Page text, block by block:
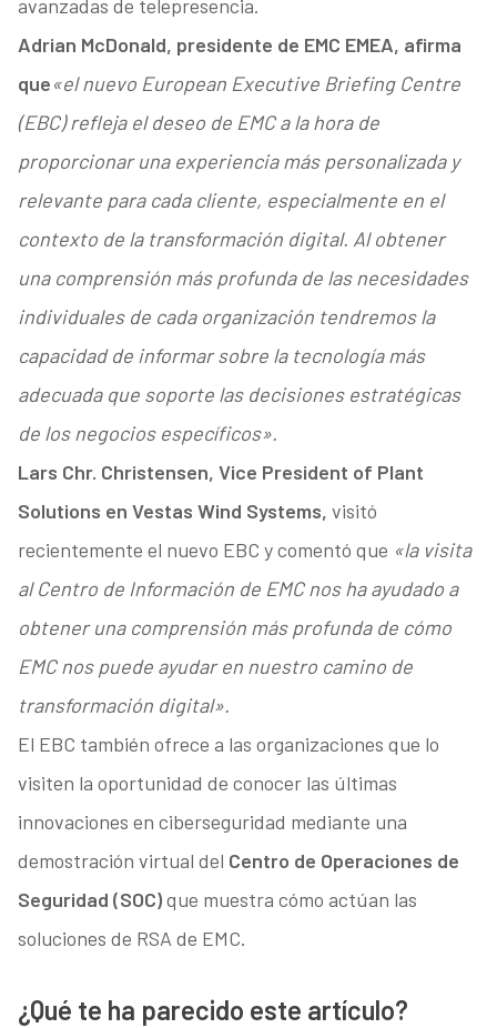
avanzadas de telepresencia.
Adrian McDonald, presidente de EMC EMEA, afirma
que«el nuevo European Executive Briefing Centre
(EBC) refleja el deseo de EMC a la hora de
proporcionar una experiencia más personalizada y
relevante para cada cliente, especialmente en el
contexto de la transformación digital. Al obtener
una comprensión más profunda de las necesidades
individuales de cada organización tendremos la
capacidad de informar sobre la tecnología más
adecuada que soporte las decisiones estratégicas
de los negocios específicos».
Lars Chr. Christensen, Vice President of Plant
Solutions en Vestas Wind Systems, visitó
recientemente el nuevo EBC y comentó que «la visita
al Centro de Información de EMC nos ha ayudado a
obtener una comprensión más profunda de cómo
EMC nos puede ayudar en nuestro camino de
transformación digital».
El EBC también ofrece a las organizaciones que lo
visiten la oportunidad de conocer las últimas
innovaciones en ciberseguridad mediante una
demostración virtual del Centro de Operaciones de
Seguridad (SOC)que muestra cómo actúan las
soluciones de RSA de EMC.
¿Qué te ha parecido este artículo?